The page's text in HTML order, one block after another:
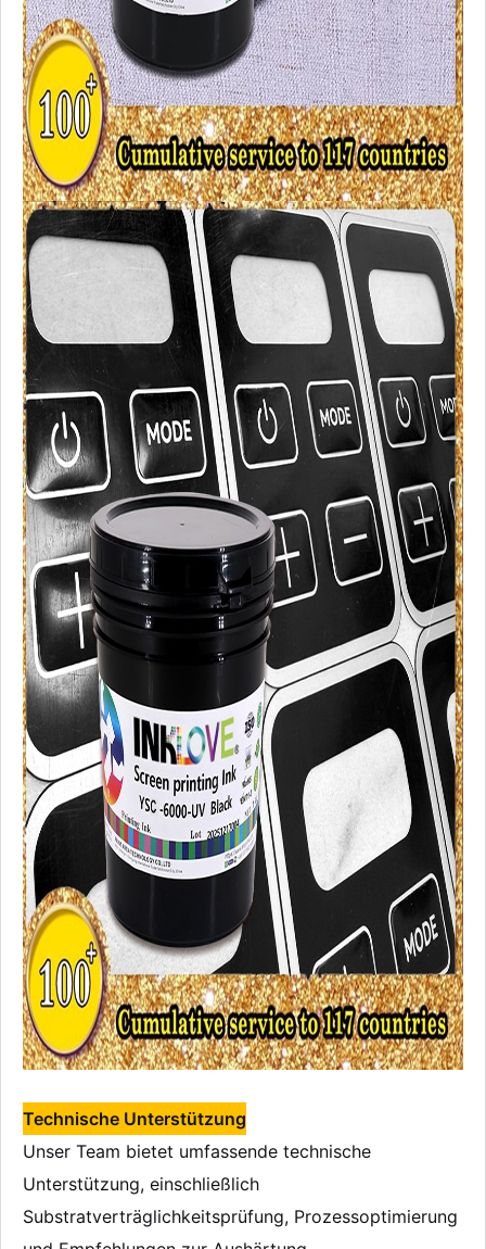
Technische Unterstützung
Unser Team bietet umfassende technische
Unterstützung, einschließlich
Substratverträglichkeitsprüfung, Prozessoptimierung